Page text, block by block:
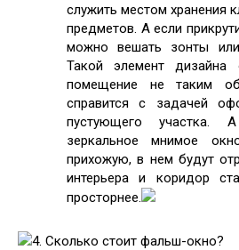
служить местом хранения
предметов. А если
можно вешать зонты
Такой элемент дизайна
помещение не таким
справится с задачей
пустующего участка.
зеркальное мнимое
прихожую, в нем будут
интерьера и коридор
просторнее.
4. Сколько стоит фальш-окно?